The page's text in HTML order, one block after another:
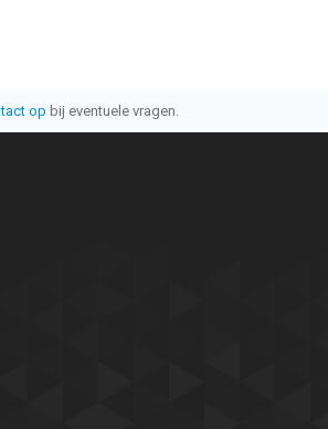
op bij eventuele vragen.